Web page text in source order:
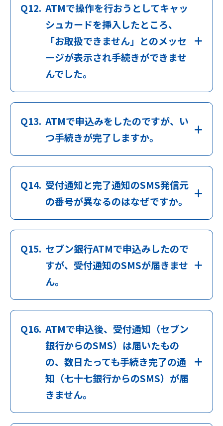
Q12. ATMで操作を行おうとしてキャッ
シュカードを挿入したところ、
「お取扱できません」とのメッセ
ージが表示され手続きができませ
んでした。
Q13. ATMで申込みをしたのですが、い
つ手続きが完了しますか。
Q14. 受付通知と完了通知のSMS発信元
の番号が異なるのはなぜですか。
Q15. セブン銀行ATMで申込みしたので
すが、受付通知のSMSが届きませ
ん。
Q16. ATMで申込後、受付通知（セブン
銀行からのSMS）は届いたもの
の、数日たっても手続き完了の通
知（七十七銀行からのSMS）が届
きません。